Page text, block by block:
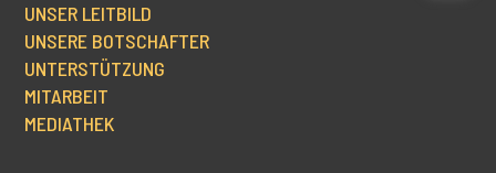
UNSER LEITBILD
UNSERE BOTSCHAFTER
UNTERSTÜTZUNG
MITARBEIT
MEDIATHEK